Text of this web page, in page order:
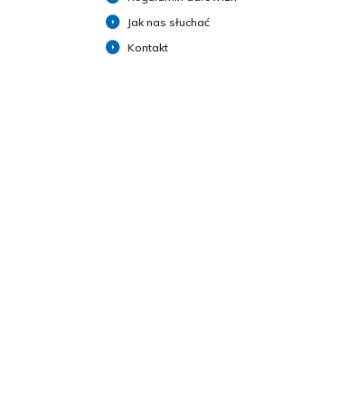
Jak nas słuchać
Kontakt